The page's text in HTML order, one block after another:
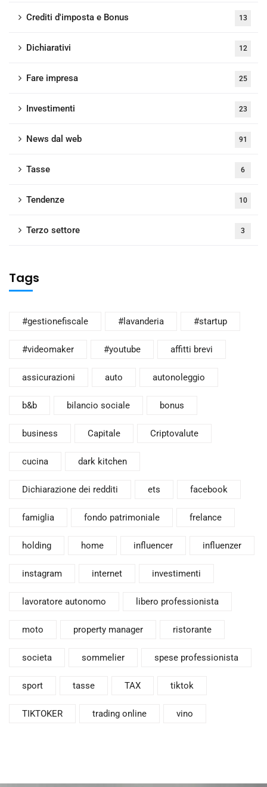
Crediti d'imposta e Bonus 13
Dichiarativi 12
Fare impresa 25
Investimenti 23
News dal web 91
Tasse 6
Tendenze 10
Terzo settore 3
Tags
#gestionefiscale #lavanderia #startup
#videomaker #youtube affitti brevi
assicurazioni auto autonoleggio
b&b bilancio sociale bonus
business Capitale Criptovalute
cucina dark kitchen
Dichiarazione dei redditi ets facebook
famiglia fondo patrimoniale frelance
holding home influencer influenzer
instagram internet investimenti
lavoratore autonomo libero professionista
moto property manager ristorante
societa sommelier spese professionista
sport tasse TAX tiktok
TIKTOKER trading online vino